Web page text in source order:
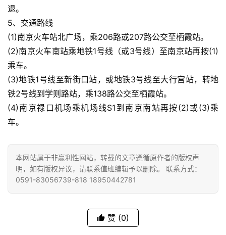
退。
5、交通路线
(1)南京火车站北广场，乘206路或207路公交至栖霞站。
(2)南京火车南站乘地铁1号线（或3号线）至南京站再按(1)
乘车。
(3)地铁1号线至新街口站，或地铁3号线至大行宫站，转地
铁2号线到学则路站，乘138路公交至栖霞站。
(4)南京禄口机场乘机场线S1到南京南站再按(2)或(3)乘
车。
本网站属于非赢利性网站，转载的文章遵循原作者的版权声
明，如有版权异议，请联系值班编辑予以删除。 联系方式：
0591-83056739-818 18950442781
赞 (0)